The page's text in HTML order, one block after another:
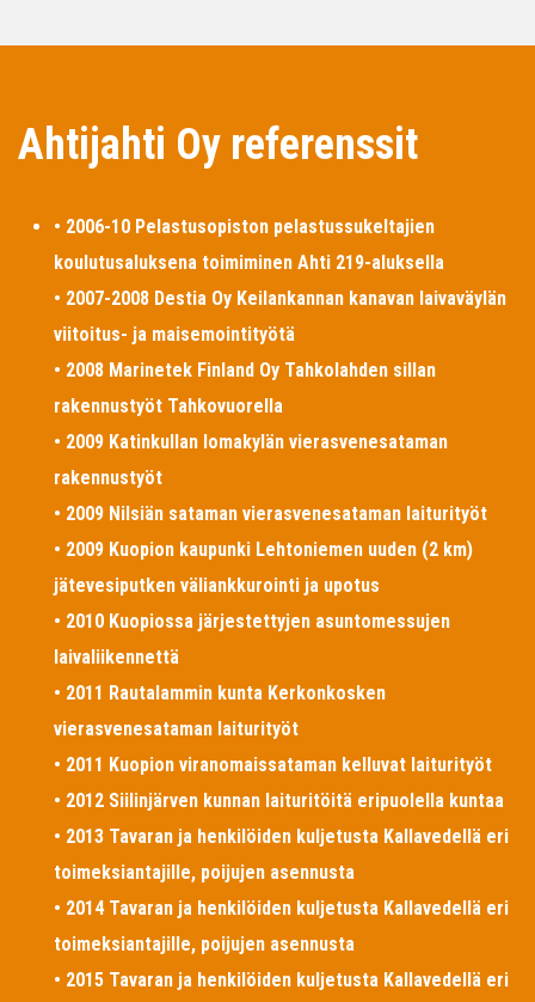
Ahtijahti Oy referenssit
• 2006-10 Pelastusopiston pelastussukeltajien
koulutusaluksena toimiminen Ahti 219-aluksella
• 2007-2008 Destia Oy Keilankannan kanavan laivaväylän
viitoitus- ja maisemointityötä
• 2008 Marinetek Finland Oy Tahkolahden sillan
rakennustyöt Tahkovuorella
• 2009 Katinkullan lomakylän vierasvenesataman
rakennustyöt
• 2009 Nilsiän sataman vierasvenesataman laiturityöt
• 2009 Kuopion kaupunki Lehtoniemen uuden (2 km)
jätevesiputken väliankkurointi ja upotus
• 2010 Kuopiossa järjestettyjen asuntomessujen
laivaliikennettä
• 2011 Rautalammin kunta Kerkonkosken
vierasvenesataman laiturityöt
• 2011 Kuopion viranomaissataman kelluvat laiturityöt
• 2012 Siilinjärven kunnan laituritöitä eripuolella kuntaa
• 2013 Tavaran ja henkilöiden kuljetusta Kallavedellä eri
toimeksiantajille, poijujen asennusta
• 2014 Tavaran ja henkilöiden kuljetusta Kallavedellä eri
toimeksiantajille, poijujen asennusta
• 2015 Tavaran ja henkilöiden kuljetusta Kallavedellä eri